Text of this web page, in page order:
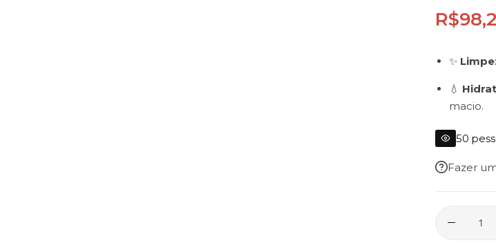
R$
✨
💧
macio.
🌸Brilho
50
Fazer